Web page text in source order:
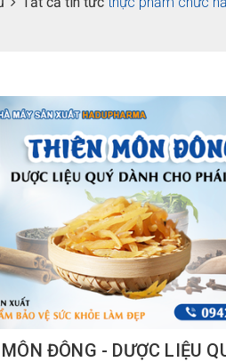
ĐÔNG - DƯỢC LIỆU